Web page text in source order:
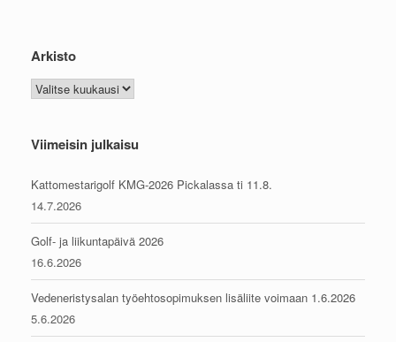
Arkisto
Arkisto
Viimeisin julkaisu
Kattomestarigolf KMG-2026 Pickalassa ti 11.8.
14.7.2026
Golf- ja liikuntapäivä 2026
16.6.2026
Vedeneristysalan työehtosopimuksen lisäliite voimaan 1.6.2026
5.6.2026